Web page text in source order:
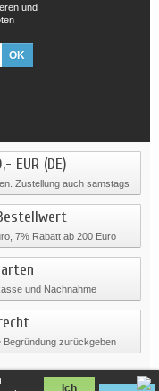
Ich
und
EUR (DE)
Zustellung auch samstags
7% Rabatt ab 200 Euro
und Nachnahme
Begründung zurückgeben